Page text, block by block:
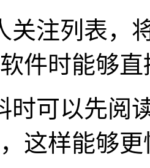
关注列表，
件时能够
时可以先阅
这样能够